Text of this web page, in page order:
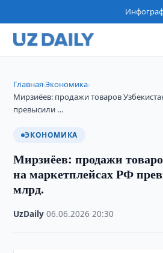
Главная›Экономика›
Мирзиёев: продажи товаров
превысили …
ЭКОНОМИКА
Мирзиёев: продажи
на маркетплейсах РФ
млрд.
UzDaily ·06.06.2026 ·20:30